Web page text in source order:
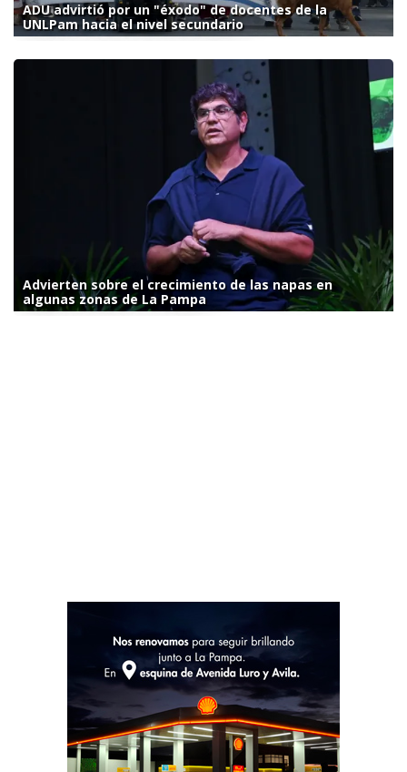
ADU advirtió por un "éxodo" de docentes de la
UNLPam hacia el nivel secundario
Advierten sobre el crecimiento de las napas en
algunas zonas de La Pampa